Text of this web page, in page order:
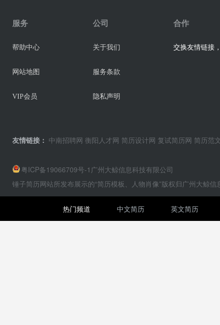
服务
帮助中心
网站地图
VIP会员
公司
关于我们
服务条款
隐私声明
合作
交换友情链接
友情链接： 中南招聘网 衡阳人才网 简历设计网 复试简历网 简历范
粤ICP备19066709号-1 广州大鲸信息科技有限公司
锤子简历网站所发布展示的“简历模板、人物肖像”版权归广州大鲸
热门频道 中文简历 英文简历